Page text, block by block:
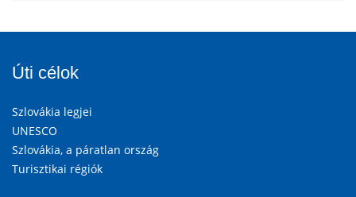
Úti célok
Szlovákia legjei
UNESCO
Szlovákia, a páratlan ország
Turisztikai régiók